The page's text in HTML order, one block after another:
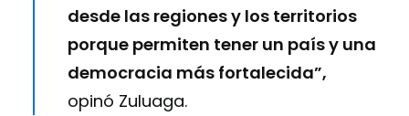
desde las regiones y los territorios
porque permiten tener un país y una
democracia más fortalecida”,
opinó Zuluaga.